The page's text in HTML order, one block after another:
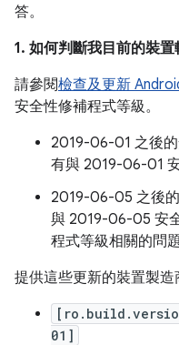
答。
1. 如何判斷我目前的裝
請參閱檢查及更新
安全性修補程式等級。
2019-06-01 之後
有與 2019-06-01
2019-06-05 之後
與 2019-06-05 安
程式等級相關的問題
提供這些更新的裝置製造
01]